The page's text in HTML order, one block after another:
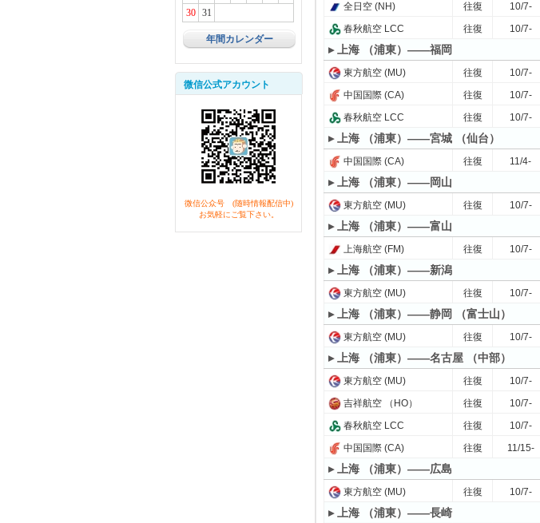
30
31
年間カレンダー
微信公式アカウント
微信公众号 (随時情報配信中)
お気軽にご覧下さい。
全日空 (NH)
往復 10/7-
春秋航空 LCC
往復 10/7-
▸ 上海 （浦東）——福岡
東方航空 (MU) 往復 10/7-
中国国際 (CA)
往復 10/7-
春秋航空 LCC
往復 10/7-
▸ 上海 （浦東）——宮城 （仙台）
中国国際 (CA) 往復 11/4-
▸ 上海 （浦東）——岡山
東方航空 (MU) 往復 10/7-
▸ 上海 （浦東）——富山
上海航空 (FM) 往復 10/7-
▸ 上海 （浦東）——新潟
東方航空 (MU) 往復 10/7-
▸ 上海 （浦東）——静岡 （富士山）
東方航空 (MU) 往復 10/7-
▸ 上海 （浦東）——名古屋 （中部）
東方航空 (MU) 往復 10/7-
吉祥航空 （HO）
往復 10/7-
春秋航空 LCC
往復 10/7-
中国国際 (CA)
往復 11/15-
▸ 上海 （浦東）——広島
東方航空 (MU) 往復 10/7-
▸ 上海 （浦東）——長崎